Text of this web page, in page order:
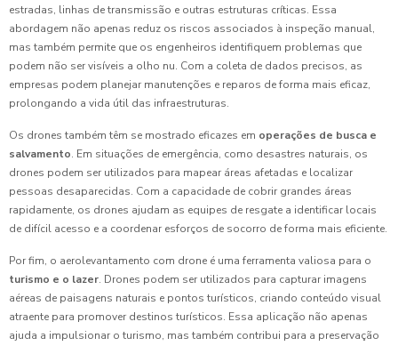
estradas, linhas de transmissão e outras estruturas críticas. Essa
abordagem não apenas reduz os riscos associados à inspeção manual,
mas também permite que os engenheiros identifiquem problemas que
podem não ser visíveis a olho nu. Com a coleta de dados precisos, as
empresas podem planejar manutenções e reparos de forma mais eficaz,
prolongando a vida útil das infraestruturas.
Os drones também têm se mostrado eficazes em operações de busca e
salvamento. Em situações de emergência, como desastres naturais, os
drones podem ser utilizados para mapear áreas afetadas e localizar
pessoas desaparecidas. Com a capacidade de cobrir grandes áreas
rapidamente, os drones ajudam as equipes de resgate a identificar locais
de difícil acesso e a coordenar esforços de socorro de forma mais eficiente.
Por fim, o aerolevantamento com drone é uma ferramenta valiosa para o
turismo e o lazer. Drones podem ser utilizados para capturar imagens
aéreas de paisagens naturais e pontos turísticos, criando conteúdo visual
atraente para promover destinos turísticos. Essa aplicação não apenas
ajuda a impulsionar o turismo, mas também contribui para a preservação